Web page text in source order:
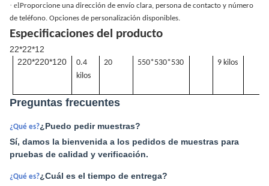
· elProporcione una dirección de envío clara, persona de contacto y número
de teléfono. Opciones de personalización disponibles.
Especificaciones del producto
22*22*12
220*220*120
0.4
kilos
20 550*530*530 9 kilos
Preguntas frecuentes
¿Qué es?¿Puedo pedir muestras?
Sí, damos la bienvenida a los pedidos de muestras para
pruebas de calidad y verificación.
¿Qué es?¿Cuál es el tiempo de entrega?